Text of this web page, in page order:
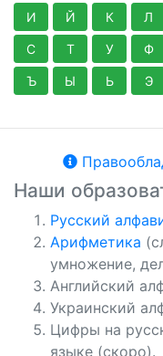
И Й К Л
С Т У Ф
Ъ Ы Ь Э
Наши
Русский
Арифметика
умножение,
Английский
Украинский
Цифры на
языке (скоро).